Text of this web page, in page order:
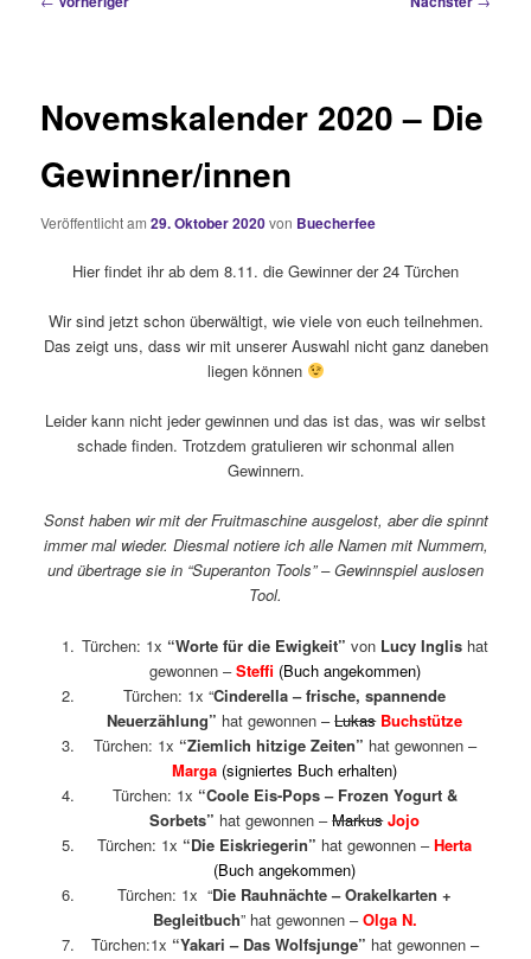
Novemskalender 2020 – Die
Gewinner/innen
Veröffentlicht am29. Oktober 2020von Buecherfee
Hier findet ihr ab dem 8.11. die Gewinner der 24 Türchen
Wir sind jetzt schon überwältigt, wie viele von euch teilnehmen.
Das zeigt uns, dass wir mit unserer Auswahl nicht ganz daneben
liegen können
Leider kann nicht jeder gewinnen und das ist das, was wir selbst
schade finden. Trotzdem gratulieren wir schonmal allen
Gewinnern.
Sonst haben wir mit der Fruitmaschine ausgelost, aber die spinnt
immer mal wieder. Diesmal notiere ich alle Namen mit Nummern,
und übertrage sie in “Superanton Tools” – Gewinnspiel auslosen
Tool.
Türchen: 1x “Worte für die Ewigkeit” von Lucy Inglishat
gewonnen –Steffi (Buch angekommen)
Türchen: 1x “Cinderella – frische, spannende
Neuerzählung” hat gewonnen –LukasBuchstütze
Türchen: 1x “Ziemlich hitzige Zeiten” hat gewonnen –
Marga (signiertes Buch erhalten)
Türchen: 1x “Coole Eis-Pops – Frozen Yogurt &
Sorbets” hat gewonnen –Markus Jojo
Türchen: 1x “Die Eiskriegerin” hat gewonnen –Herta
(Buch angekommen)
Türchen: 1x “Die Rauhnächte – Orakelkarten +
Begleitbuch” hat gewonnen –Olga N.
Türchen:1x “Yakari – Das Wolfsjunge” hat gewonnen –